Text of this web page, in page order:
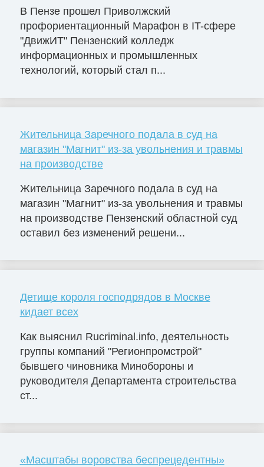
В Пензе прошел Приволжский
профориентационный Марафон в IT-сфере
"ДвижИТ" Пензенский колледж
информационных и промышленных
технологий, который стал п...
Жительница Заречного подала в суд на
магазин "Магнит" из-за увольнения и травмы
на производстве
Жительница Заречного подала в суд на
магазин "Магнит" из-за увольнения и травмы
на производстве Пензенский областной суд
оставил без изменений решени...
Детище короля господрядов в Москве
кидает всех
Как выяснил Rucriminal.info, деятельность
группы компаний "Регионпромстрой"
бывшего чиновника Минобороны и
руководителя Департамента строительства
ст...
«Масштабы воровства беспрецедентны»